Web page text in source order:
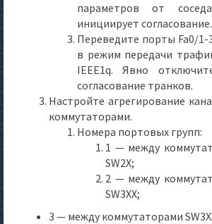
параметров от
инициирует согласование.
Переведите порты Fa0/1-3
в режим передачи
IEEE1q. Явно
согласование транков.
Настройте агрегирование
коммутаторами.
Номера портовых групп:
1 — между
SW2X;
2 — между
SW3XX;
3 — между коммутаторами